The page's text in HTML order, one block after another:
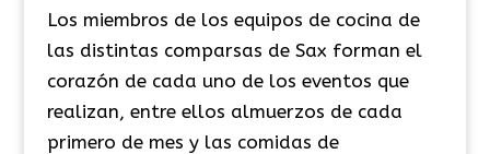
Los miembros de los equipos de cocina de
las distintas comparsas de Sax forman el
corazón de cada uno de los eventos que
realizan, entre ellos almuerzos de cada
primero de mes y las comidas de